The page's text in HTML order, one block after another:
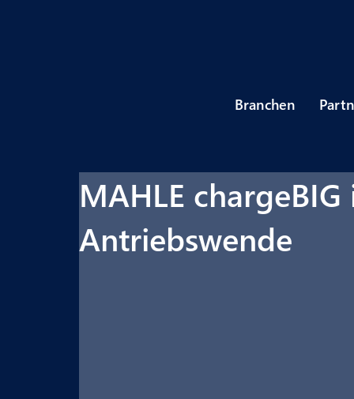
Branchen
MAHLE
Antriebswende